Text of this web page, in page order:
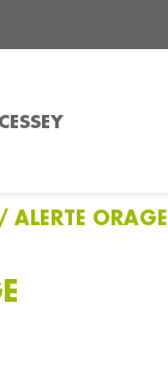
/ ALERTE ORAGE